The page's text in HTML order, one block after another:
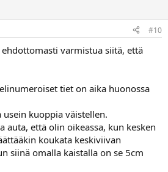
#10
varmistua siitä, että
tiet on aika huonossa
kuoppia väistellen.
auta, että olin oikeassa, kun kesken
koukata keskiviivan
siinä omalla kaistalla on se 5cm